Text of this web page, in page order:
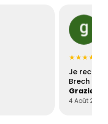
★★★★★
Je
Brech est
Graziella
4 Août 2026